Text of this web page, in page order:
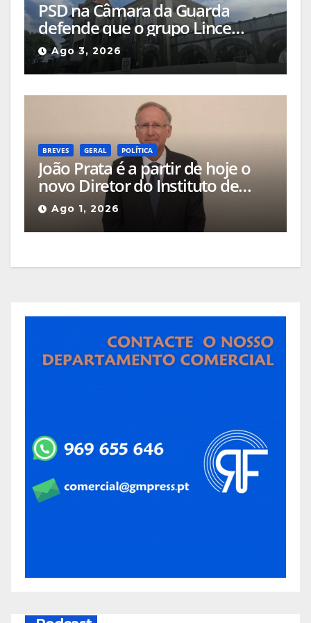
PSD na Câmara da Guarda
defende que o grupo Lince
deveria apresentar, na cidade, o
projeto que pretende
implementar no Hotel Turismo
Ago 3, 2026
BREVES GERAL POLÍTICA
João Prata é a partir de hoje o
novo Diretor do Instituto de
Emprego e Formação
Profissional da Guarda
Ago 1, 2026